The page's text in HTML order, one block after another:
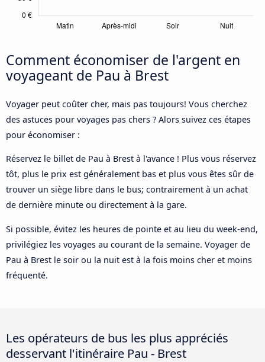
Comment économiser de l'argent en
voyageant de Pau à Brest
Voyager peut coûter cher, mais pas toujours! Vous cherchez
des astuces pour voyages pas chers ? Alors suivez ces étapes
pour économiser :
Réservez le billet de Pau à Brest à l'avance ! Plus vous réservez
tôt, plus le prix est généralement bas et plus vous êtes sûr de
trouver un siège libre dans le bus; contrairement à un achat
de dernière minute ou directement à la gare.
Si possible, évitez les heures de pointe et au lieu du week-end,
privilégiez les voyages au courant de la semaine. Voyager de
Pau à Brest le soir ou la nuit est à la fois moins cher et moins
fréquenté.
Les opérateurs de bus les plus appréciés
desservant l'itinéraire Pau - Brest